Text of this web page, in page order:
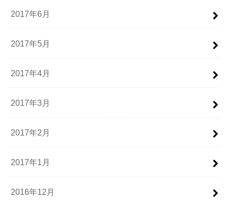
2017年6月
2017年5月
2017年4月
2017年3月
2017年2月
2017年1月
2016年12月